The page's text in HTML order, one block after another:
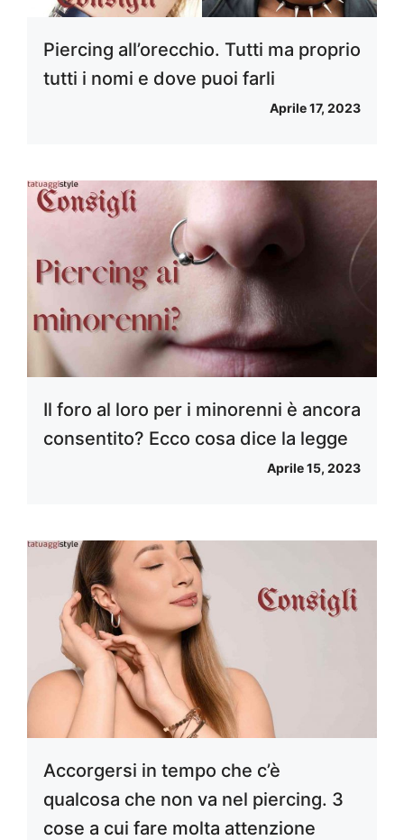
Piercing all’orecchio. Tutti ma proprio
tutti i nomi e dove puoi farli
Aprile 17, 2023
Il foro al loro per i minorenni è ancora
consentito? Ecco cosa dice la legge
Aprile 15, 2023
Accorgersi in tempo che c’è
qualcosa che non va nel piercing. 3
cose a cui fare molta attenzione